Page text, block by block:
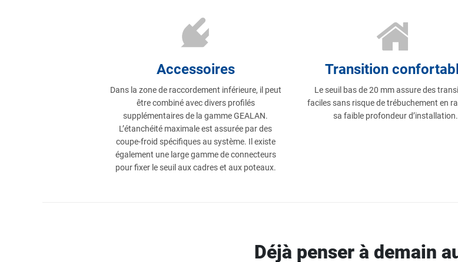
Accessoires
Dans la zone de raccordement inférieure, il peut
être combiné avec divers profilés
supplémentaires de la gamme GEALAN.
L’étanchéité maximale est assurée par des
coupe-froid spécifiques au système. Il existe
également une large gamme de connecteurs
pour fixer le seuil aux cadres et aux poteaux.
Transition
Le seuil bas de 20 mm assure des
faciles sans risque de trébuchement en
sa faible profondeur d’installation.
Déjà penser à demain